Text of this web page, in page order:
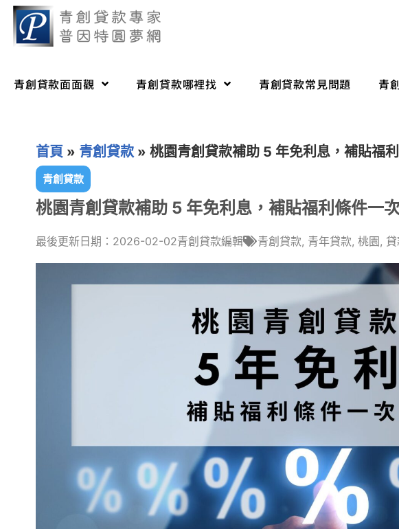
青創貸款面面觀 青創貸款哪裡找 青創貸款常見問題 青
首頁 » 青創貸款 » 桃園青創貸款補助 5 年免利息，補貼福
青創貸款
桃園青創貸款補助 5 年免利息，補貼福利條件一
最後更新日期：2026-02-02青創貸款編輯 青創貸款, 青年貸款, 桃園,